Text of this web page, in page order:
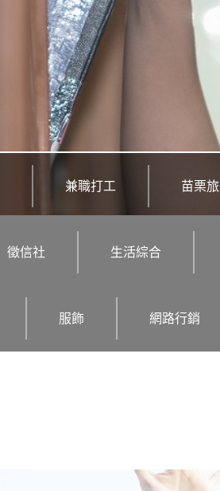
兼職打工 苗栗
徵信社 生活綜合
服飾 網路行銷